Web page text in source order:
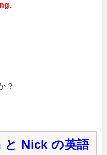
？
と Nick の英語